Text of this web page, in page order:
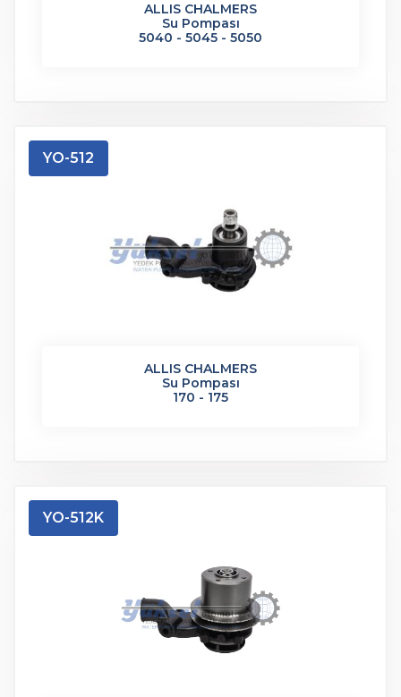
ALLIS CHALMERS
Su Pompası
5040 - 5045 - 5050
ALLIS CHALMERS
Su Pompası
170 - 175
YO-512
YO-512K